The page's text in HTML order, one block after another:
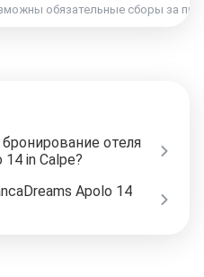
отеля
in Calpe?
Apolo 14